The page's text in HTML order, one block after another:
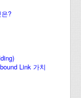
?
Link 가치